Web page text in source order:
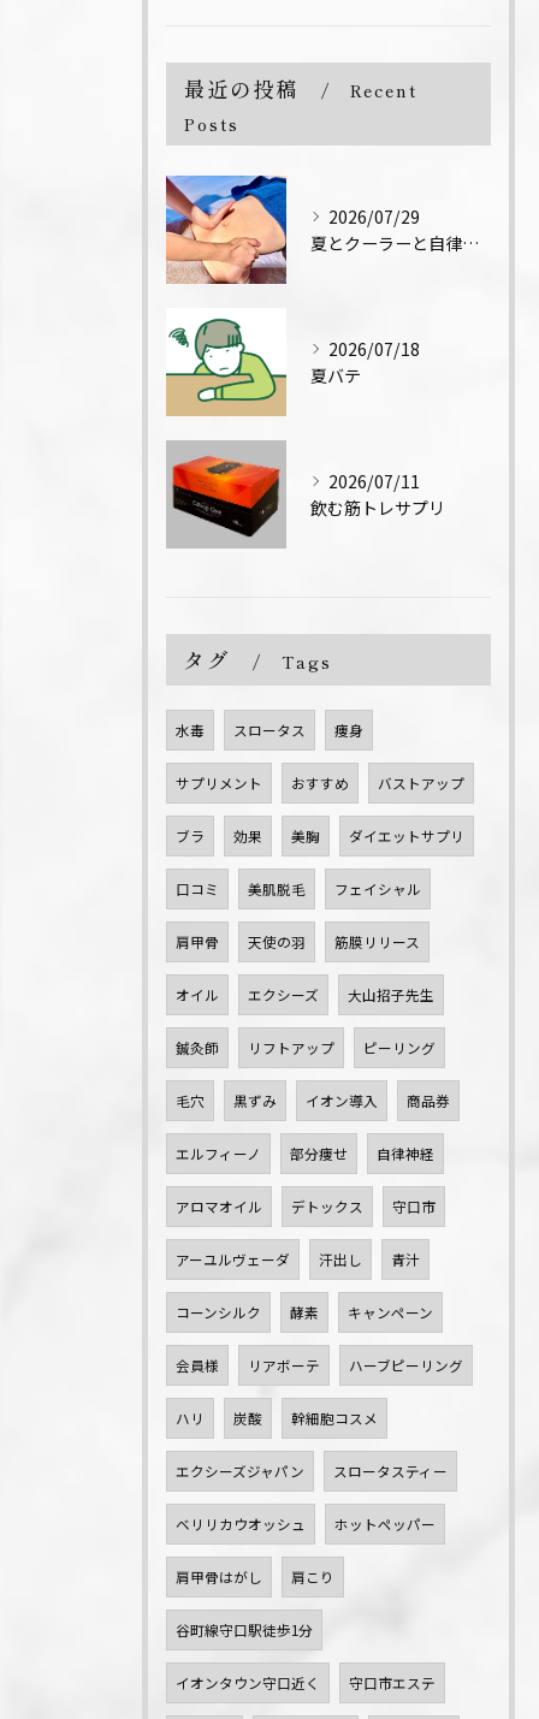
最近の投稿
Recent
Posts
2026/07/29
夏とクーラーと自律神経↓
2026/07/18
夏バテ
2026/07/11
飲む筋トレサプリ
タグ Tags
水毒 スロータス 痩身
サプリメント おすすめ バストアップ
ブラ 効果 美胸 ダイエットサプリ
口コミ 美肌脱毛 フェイシャル
肩甲骨 天使の羽 筋膜リリース
オイル エクシーズ 大山招子先生
鍼灸師 リフトアップ ピーリング
毛穴 黒ずみ イオン導入 商品券
エルフィーノ 部分痩せ 自律神経
アロマオイル デトックス 守口市
アーユルヴェーダ 汗出し 青汁
コーンシルク 酵素 キャンペーン
会員様 リアボーテ ハーブピーリング
ハリ 炭酸 幹細胞コスメ
エクシーズジャパン スロータスティー
ベリリカウオッシュ ホットペッパー
肩甲骨はがし 肩こり
谷町線守口駅徒歩1分
イオンタウン守口近く 守口市エステ